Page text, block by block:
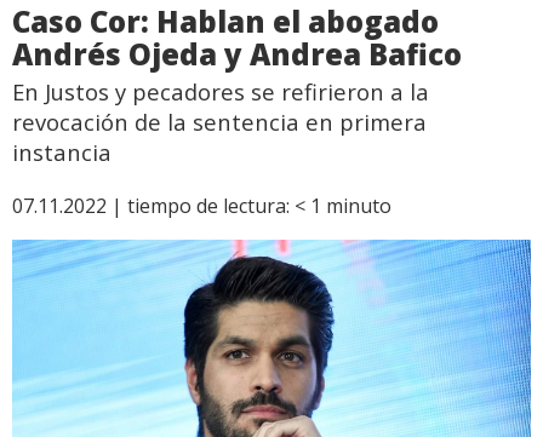
Caso Cor: Hablan el abogado
Andrés Ojeda y Andrea Bafico
En Justos y pecadores se refirieron a la
revocación de la sentencia en primera
instancia
07.11.2022 | tiempo de lectura: < 1 minuto